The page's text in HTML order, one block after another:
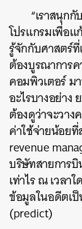
“เราสนุก
โปรแกรมเพื่อแ
รู้จักกับศาสตร์ที่
ต้องบูรณาการ
คอมพิวเตอร์ ม
อะไรบางอย่าง
ต้องดูว่าจะวา
ค่าใช้จ่ายน้อย
revenue
บริษัทสายการบิ
เท่าไร ณ เวลา
ข้อมูลในอดีตเ
(predict)